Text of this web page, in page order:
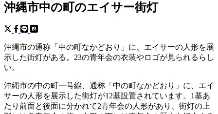
沖縄市中の町のエイサー街灯
沖縄市の通称「中の町なかどおり」に、エイサーの人形を展
示した街灯がある。23の青年会の衣装やロゴが見られるらし
い。
沖縄市の中の町一号線、通称「中の町なかどおり」に、エイ
サーの人形を展示した街灯が12基設置されています。1基あ
たり前面と後面に分かれて2青年会の人形があり、街灯の上